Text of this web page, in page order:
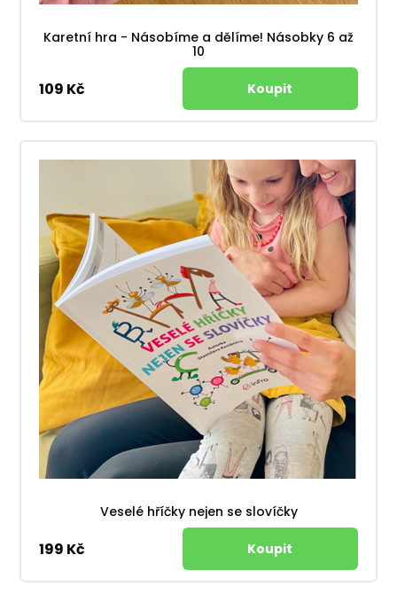
Karetní hra - Násobíme a dělíme! Násobky 6 až
10
109 Kč
Veselé hříčky nejen se slovíčky
199 Kč